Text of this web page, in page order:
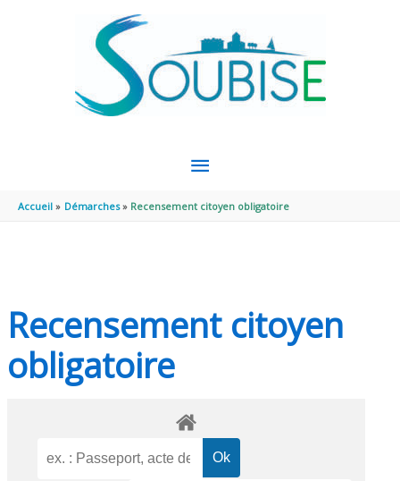
MENU
PRINCIPAL
Accueil Démarches Recensement citoyen obligatoire
Recensement citoyen
obligatoire